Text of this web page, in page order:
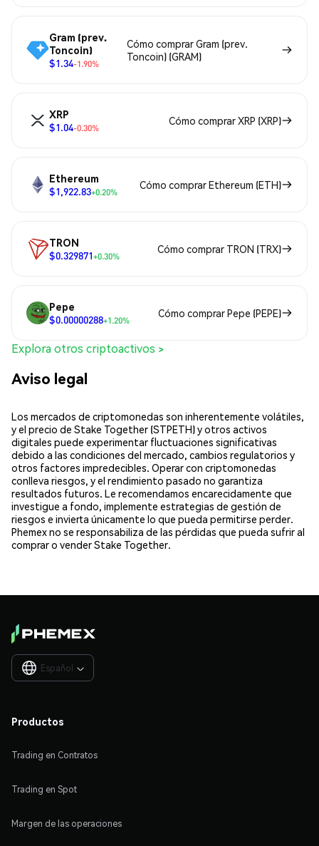
Gram (prev.
Toncoin)
$1.34-1.90%
Cómo comprar Gram (prev.
Toncoin) (GRAM)
XRP
$1.04-0.30%
Cómo comprar XRP (XRP)
Ethereum
$1,922.83+0.20%
Cómo comprar Ethereum (ETH)
TRON
$0.329871+0.30%
Cómo comprar TRON (TRX)
Pepe
$0.00000288+1.20%
Cómo comprar Pepe (PEPE)
Explora otros criptoactivos >
Aviso legal
Los mercados de criptomonedas son inherentemente volátiles,
y el precio de Stake Together (STPETH) y otros activos
digitales puede experimentar fluctuaciones significativas
debido a las condiciones del mercado, cambios regulatorios y
otros factores impredecibles. Operar con criptomonedas
conlleva riesgos, y el rendimiento pasado no garantiza
resultados futuros. Le recomendamos encarecidamente que
investigue a fondo, implemente estrategias de gestión de
riesgos e invierta únicamente lo que pueda permitirse perder.
Phemex no se responsabiliza de las pérdidas que pueda sufrir al
comprar o vender Stake Together.
Español 
Productos
Trading en Contratos
Trading en Spot
Margen de las operaciones